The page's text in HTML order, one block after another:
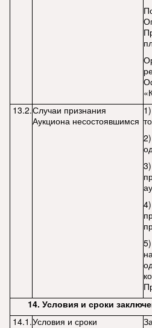
13.2.Случаи признания
Аукциона несостоявшимся
14. Условия и сроки
14.1.Условия и сроки